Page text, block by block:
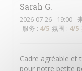
Sarah G
2026-07-26- 19:00 -
服务 : 4/5 氛围 : 4/5
Cadre agréable et
pour notre petite